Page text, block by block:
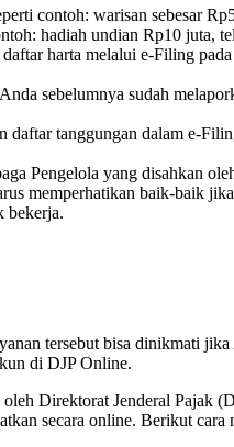
contoh: warisan sebesar
hadiah undian Rp10 juta,
harta melalui e-Filing
sebelumnya sudah
tanggungan dalam e-
Pengelola yang disahkan
memperhatikan baik-baik
bekerja.
tersebut bisa dinikmati
di DJP Online.
Direktorat Jenderal Pajak
secara online. Berikut cara